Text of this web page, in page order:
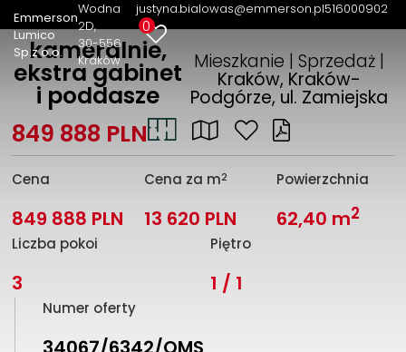
Emmerson
Lumico
Sp.z o.o.
Wodna
2D
30-556
Kraków
justyna.bialowas@emmerson.pl516000902
0
kameralnie,
ekstra gabinet
i poddasze
Mieszkanie | Sprzedaż |
Kraków, Kraków-
Podgórze, ul. Zamiejska
849 888 PLN
Cena
849 888 PLN
Cena za m2
13 620 PLN
Powierzchnia
62,40 m2
Liczba pokoi
3
Piętro
1 / 1
Numer oferty